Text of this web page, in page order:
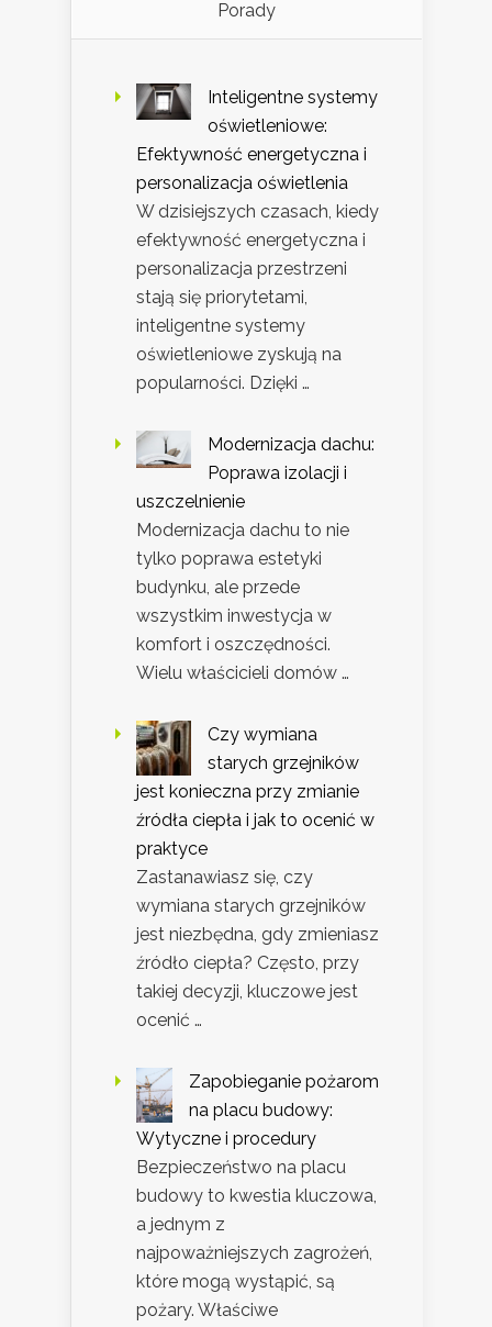
Porady
Inteligentne systemy
oświetleniowe:
Efektywność energetyczna i
personalizacja oświetlenia
W dzisiejszych czasach, kiedy
efektywność energetyczna i
personalizacja przestrzeni
stają się priorytetami,
inteligentne systemy
oświetleniowe zyskują na
popularności. Dzięki …
Modernizacja dachu:
Poprawa izolacji i
uszczelnienie
Modernizacja dachu to nie
tylko poprawa estetyki
budynku, ale przede
wszystkim inwestycja w
komfort i oszczędności.
Wielu właścicieli domów …
Czy wymiana
starych grzejników
jest konieczna przy zmianie
źródła ciepła i jak to ocenić w
praktyce
Zastanawiasz się, czy
wymiana starych grzejników
jest niezbędna, gdy zmieniasz
źródło ciepła? Często, przy
takiej decyzji, kluczowe jest
ocenić …
Zapobieganie pożarom
na placu budowy:
Wytyczne i procedury
Bezpieczeństwo na placu
budowy to kwestia kluczowa,
a jednym z
najpoważniejszych zagrożeń,
które mogą wystąpić, są
pożary. Właściwe